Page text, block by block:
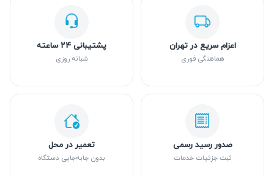
اعزام سریع در تهران
هماهنگی فوری
پشتیبانی ۲۴ ساعته
شبانه روزی
صدور رسید رسمی
ثبت جزئیات خدمات
تعمیر در محل
بدون جابه‌جایی دستگاه